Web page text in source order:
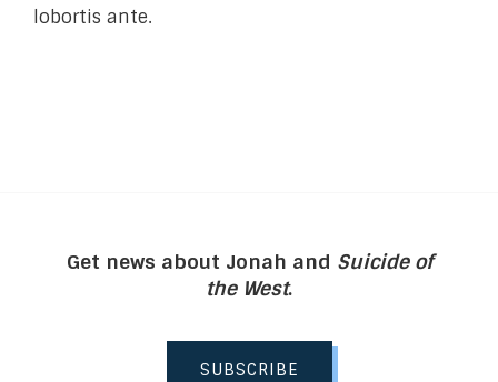
lobortis ante.
Get news about Jonah and Suicide of
the West.
SUBSCRIBE